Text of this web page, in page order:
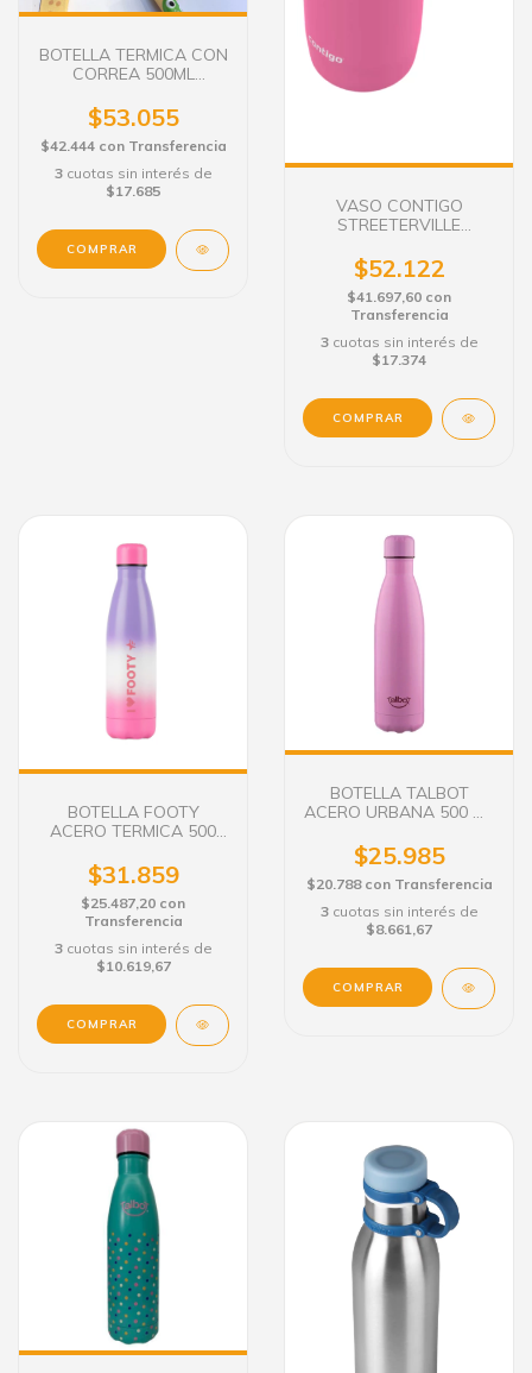
BOTELLA TERMICA CON
CORREA 500ML
$53.055
$42.444 con Transferencia
3 cuotas sin interés de
$17.685
VASO CONTIGO
STREETERVILLE
TÉRMICO
$52.122
$41.697,60 con
Transferencia
3 cuotas sin interés de
$17.374
BOTELLA FOOTY
ACERO TERMICA 500
$31.859
$25.487,20 con
Transferencia
3 cuotas sin interés de
$10.619,67
BOTELLA TALBOT
ACERO URBANA 500 ML
$25.985
$20.788 con Transferencia
3 cuotas sin interés de
$8.661,67